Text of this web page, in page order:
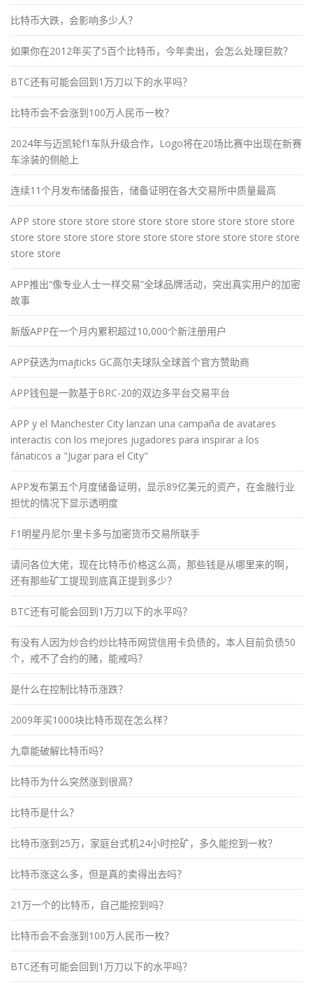
比特币大跌，会影响多少人？
如果你在2012年买了5百个比特币，今年卖出，会怎么处理巨款？
BTC还有可能会回到1万刀以下的水平吗？
比特币会不会涨到100万人民币一枚？
2024年与迈凯轮f1车队升级合作，Logo将在20场比赛中出现在新赛
车涂装的侧舱上
连续11个月发布储备报告，储备证明在各大交易所中质量最高
APP store store store store store store store store store store
store store store store store store store store store store store
store store
APP推出“像专业人士一样交易”全球品牌活动，突出真实用户的加密
故事
新版APP在一个月内累积超过10,000个新注册用户
APP获选为majticks GC高尔夫球队全球首个官方赞助商
APP钱包是一款基于BRC-20的双边多平台交易平台
APP y el Manchester City lanzan una campaña de avatares
interactis con los mejores jugadores para inspirar a los
fánaticos a "Jugar para el City"
APP发布第五个月度储备证明，显示89亿美元的资产，在金融行业
担忧的情况下显示透明度
F1明星丹尼尔·里卡多与加密货币交易所联手
请问各位大佬，现在比特币价格这么高，那些钱是从哪里来的啊，
还有那些矿工提现到底真正提到多少？
BTC还有可能会回到1万刀以下的水平吗？
有没有人因为炒合约炒比特币网贷信用卡负债的，本人目前负债50
个，戒不了合约的赌，能戒吗？
是什么在控制比特币涨跌？
2009年买1000块比特币现在怎么样？
九章能破解比特币吗？
比特币为什么突然涨到很高？
比特币是什么？
比特币涨到25万，家庭台式机24小时挖矿，多久能挖到一枚？
比特币涨这么多，但是真的卖得出去吗？
21万一个的比特币，自己能挖到吗？
比特币会不会涨到100万人民币一枚？
BTC还有可能会回到1万刀以下的水平吗？